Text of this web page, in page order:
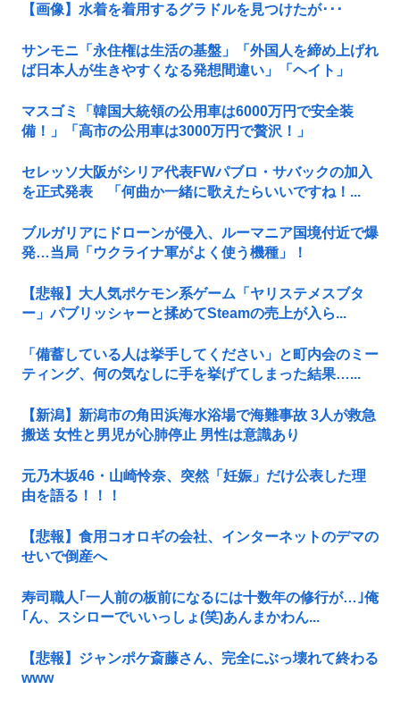
【画像】水着を着用するグラドルを見つけたが･･･
サンモニ「永住権は生活の基盤」「外国人を締め上げれ
ば日本人が生きやすくなる発想間違い」「ヘイト」
マスゴミ「韓国大統領の公用車は6000万円で安全装
備！」「高市の公用車は3000万円で贅沢！」
セレッソ大阪がシリア代表FWパブロ・サバックの加入
を正式発表 「何曲か一緒に歌えたらいいですね！...
ブルガリアにドローンが侵入、ルーマニア国境付近で爆
発…当局「ウクライナ軍がよく使う機種」！
【悲報】大人気ポケモン系ゲーム「ヤリステメスブタ
ー」パブリッシャーと揉めてSteamの売上が入ら...
「備蓄している人は挙手してください」と町内会のミー
ティング、何の気なしに手を挙げてしまった結果…...
【新潟】新潟市の角田浜海水浴場で海難事故 3人が救急
搬送 女性と男児が心肺停止 男性は意識あり
元乃木坂46・山崎怜奈、突然「妊娠」だけ公表した理
由を語る！！！
【悲報】食用コオロギの会社、インターネットのデマの
せいで倒産へ
寿司職人｢一人前の板前になるには十数年の修行が…｣俺
｢ん、スシローでいいっしょ(笑)あんまかわん...
【悲報】ジャンポケ斎藤さん、完全にぶっ壊れて終わる
www